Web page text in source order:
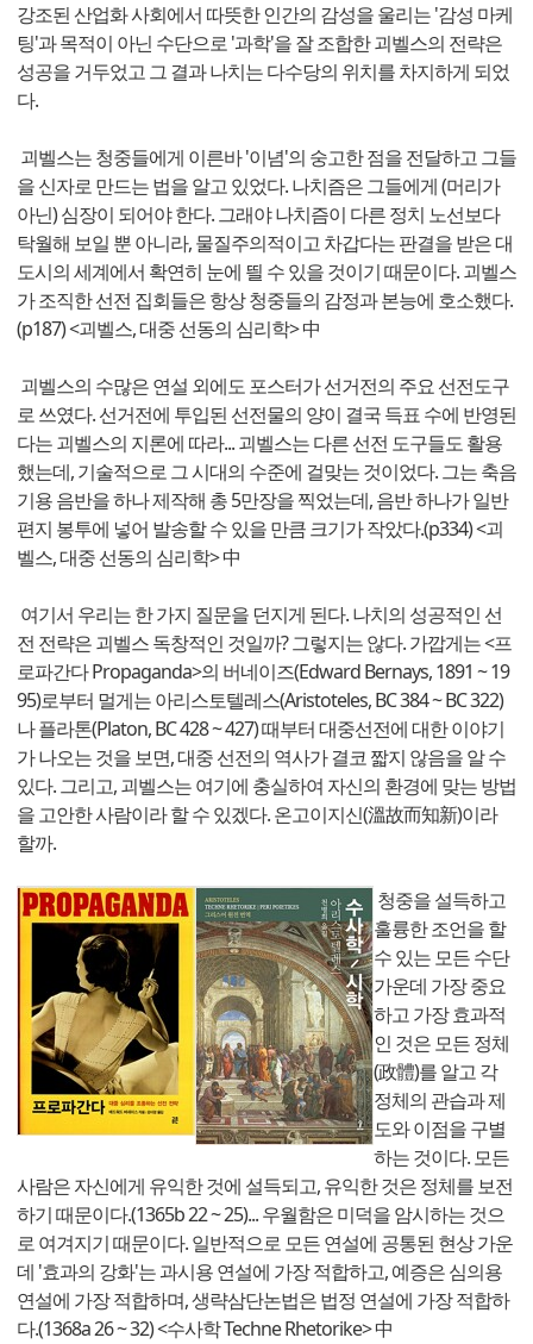
강조된 산업화 사회에서 따뜻한 인간의 감성을 울리는 '감성 마케
팅'과 목적이 아닌 수단으로 '과학'을 잘 조합한 괴벨스의 전략은
성공을 거두었고 그 결과 나치는 다수당의 위치를 차지하게 되었
다.
괴벨스는 청중들에게 이른바 '이념'의 숭고한 점을 전달하고 그들
을 신자로 만드는 법을 알고 있었다. 나치즘은 그들에게 (머리가
아닌) 심장이 되어야 한다. 그래야 나치즘이 다른 정치 노선보다
탁월해 보일 뿐 아니라, 물질주의적이고 차갑다는 판결을 받은 대
도시의 세계에서 확연히 눈에 띌 수 있을 것이기 때문이다. 괴벨스
가 조직한 선전 집회들은 항상 청중들의 감정과 본능에 호소했다.
(p187) <괴벨스, 대중 선동의 심리학> 中
괴벨스의 수많은 연설 외에도 포스터가 선거전의 주요 선전도구
로 쓰였다. 선거전에 투입된 선전물의 양이 결국 득표 수에 반영된
다는 괴벨스의 지론에 따라... 괴벨스는 다른 선전 도구들도 활용
했는데, 기술적으로 그 시대의 수준에 걸맞는 것이었다. 그는 축음
기용 음반을 하나 제작해 총 5만장을 찍었는데, 음반 하나가 일반
편지 봉투에 넣어 발송할 수 있을 만큼 크기가 작았다.(p334) <괴
벨스, 대중 선동의 심리학> 中
여기서 우리는 한 가지 질문을 던지게 된다. 나치의 성공적인 선
전 전략은 괴벨스 독창적인 것일까? 그렇지는 않다. 가깝게는 <프
로파간다 Propaganda>의 버네이즈(Edward Bernays, 1891 ~ 19
95)로부터 멀게는 아리스토텔레스(Aristoteles, BC 384 ~ BC 322)
나 플라톤(Platon, BC 428 ~ 427) 때부터 대중선전에 대한 이야기
가 나오는 것을 보면, 대중 선전의 역사가 결코 짧지 않음을 알 수
있다. 그리고, 괴벨스는 여기에 충실하여 자신의 환경에 맞는 방법
을 고안한 사람이라 할 수 있겠다. 온고이지신(溫故而知新)이라
할까.
청중을 설득하고
훌륭한 조언을 할
수 있는 모든 수단
가운데 가장 중요
하고 가장 효과적
인 것은 모든 정체
(政體)를 알고 각
정체의 관습과 제
도와 이점을 구별
하는 것이다. 모든
사람은 자신에게 유익한 것에 설득되고, 유익한 것은 정체를 보전
하기 때문이다.(1365b 22 ~ 25)... 우월함은 미덕을 암시하는 것으
로 여겨지기 때문이다. 일반적으로 모든 연설에 공통된 현상 가운
데 '효과의 강화'는 과시용 연설에 가장 적합하고, 예증은 심의용
연설에 가장 적합하며, 생략삼단논법은 법정 연설에 가장 적합하
다.(1368a 26 ~ 32) <수사학 Techne Rhetorike> 中